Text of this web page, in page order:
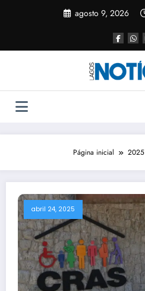
agosto 9, 2026
Página inicial 2025
abril 24, 2025